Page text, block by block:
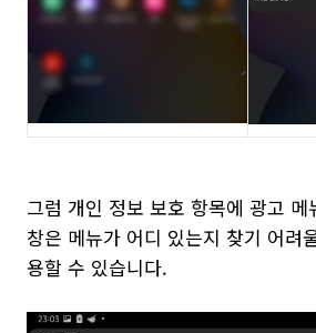
그럼 개인 정보 보호 항목에 광고 메
창은 메뉴가 어디 있는지 찾기 어려
용할 수 있습니다.